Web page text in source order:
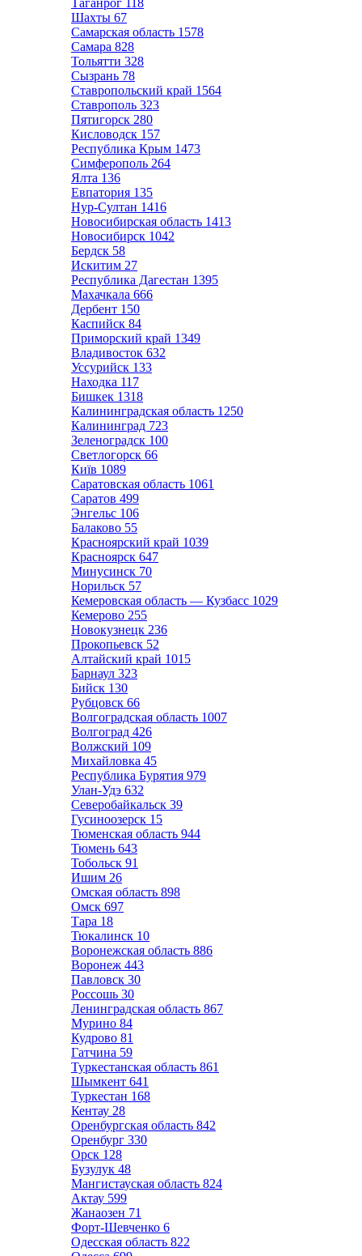
Таганрог 118
Шахты 67
Самарская область 1578
Самара 828
Тольятти 328
Сызрань 78
Ставропольский край 1564
Ставрополь 323
Пятигорск 280
Кисловодск 157
Республика Крым 1473
Симферополь 264
Ялта 136
Евпатория 135
Нур-Султан 1416
Новосибирская область 1413
Новосибирск 1042
Бердск 58
Искитим 27
Республика Дагестан 1395
Махачкала 666
Дербент 150
Каспийск 84
Приморский край 1349
Владивосток 632
Уссурийск 133
Находка 117
Бишкек 1318
Калининградская область 1250
Калининград 723
Зеленоградск 100
Светлогорск 66
Київ 1089
Саратовская область 1061
Саратов 499
Энгельс 106
Балаково 55
Красноярский край 1039
Красноярск 647
Минусинск 70
Норильск 57
Кемеровская область — Кузбасс 1029
Кемерово 255
Новокузнецк 236
Прокопьевск 52
Алтайский край 1015
Барнаул 323
Бийск 130
Рубцовск 66
Волгоградская область 1007
Волгоград 426
Волжский 109
Михайловка 45
Республика Бурятия 979
Улан-Удэ 632
Северобайкальск 39
Гусиноозерск 15
Тюменская область 944
Тюмень 643
Тобольск 91
Ишим 26
Омская область 898
Омск 697
Тара 18
Тюкалинск 10
Воронежская область 886
Воронеж 443
Павловск 30
Россошь 30
Ленинградская область 867
Мурино 84
Кудрово 81
Гатчина 59
Туркестанская область 861
Шымкент 641
Туркестан 168
Кентау 28
Оренбургская область 842
Оренбург 330
Орск 128
Бузулук 48
Мангистауская область 824
Актау 599
Жанаозен 71
Форт-Шевченко 6
Одесская область 822